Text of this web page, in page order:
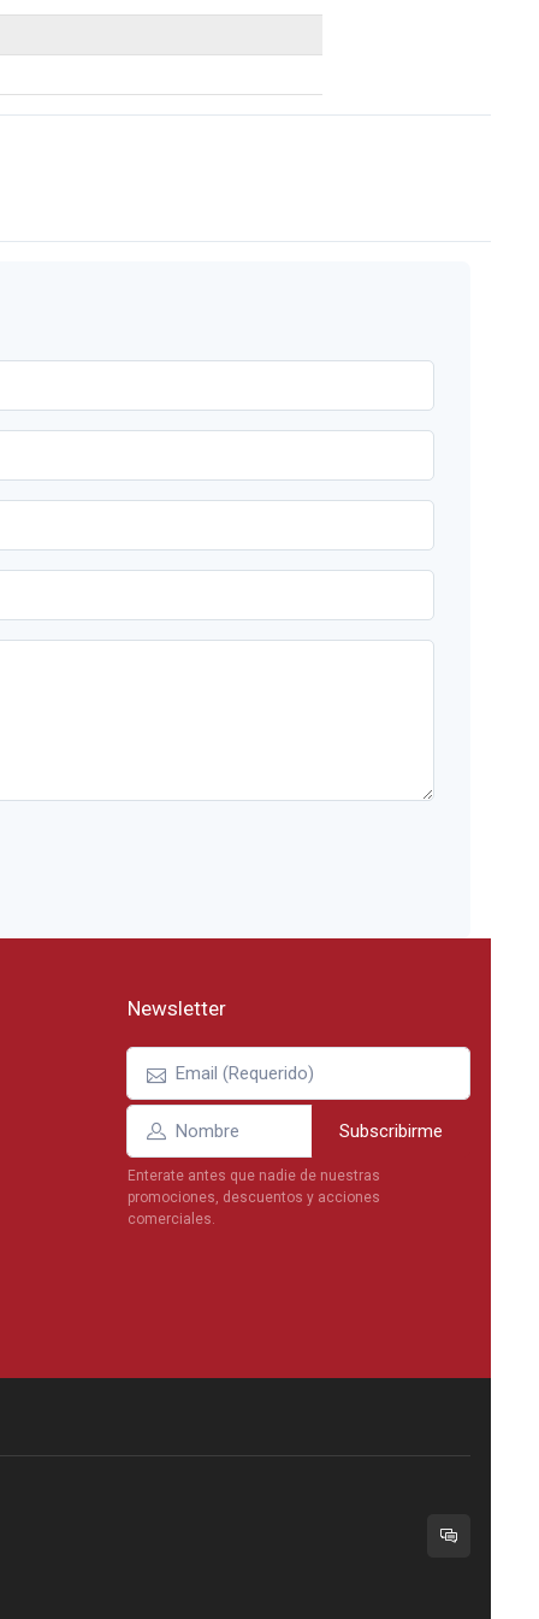
Newsletter
Subscribirme
Enterate antes que nadie de nuestras
promociones, descuentos y acciones
comerciales.